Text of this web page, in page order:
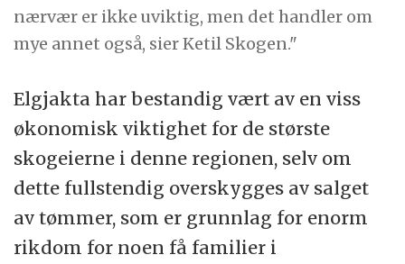
nærvær er ikke uviktig, men det handler om
mye annet også, sier Ketil Skogen."
Elgjakta har bestandig vært av en viss
økonomisk viktighet for de største
skogeierne i denne regionen, selv om
dette fullstendig overskygges av salget
av tømmer, som er grunnlag for enorm
rikdom for noen få familier i